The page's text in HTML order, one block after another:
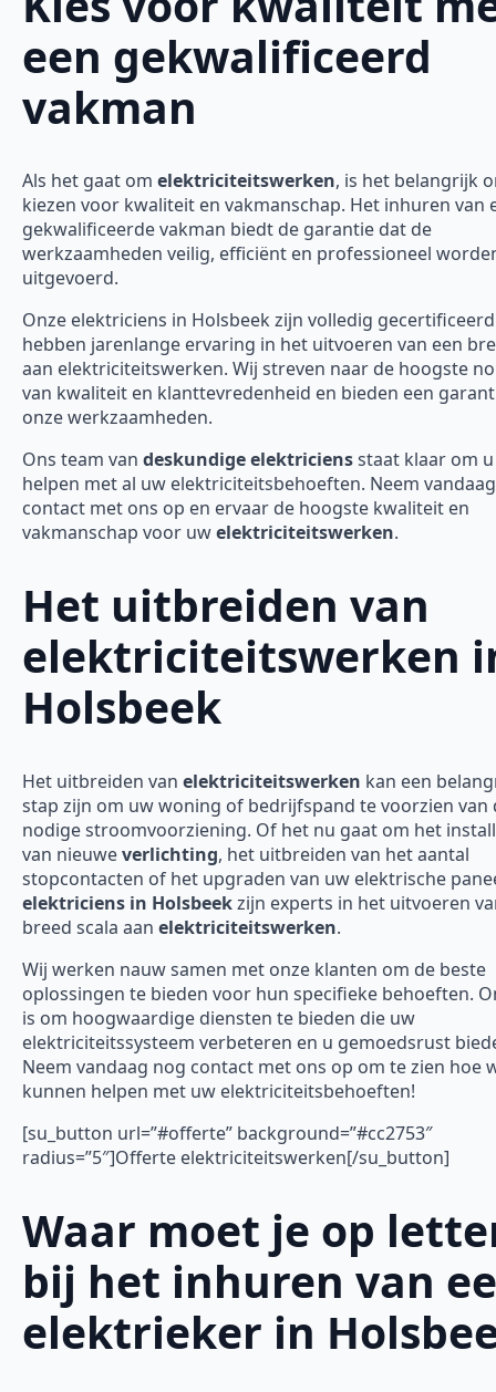
een gekwalificeerd
vakman
Als het gaat om elektriciteitswerken, is het belangrijk
kiezen voor kwaliteit en vakmanschap. Het inhuren van
gekwalificeerde vakman biedt de garantie dat de
werkzaamheden veilig, efficiënt en professioneel
uitgevoerd.
Onze elektriciens in Holsbeek zijn volledig
hebben jarenlange ervaring in het uitvoeren van een
aan elektriciteitswerken. Wij streven naar de hoogste
van kwaliteit en klanttevredenheid en bieden een
onze werkzaamheden.
Ons team van deskundige elektriciensstaat klaar om
helpen met al uw elektriciteitsbehoeften. Neem
contact met ons op en ervaar de hoogste kwaliteit en
vakmanschap voor uwelektriciteitswerken.
Het uitbreiden van
elektriciteitswerken
Holsbeek
Het uitbreiden van elektriciteitswerken kan een
stap zijn om uw woning of bedrijfspand te voorzien van
nodige stroomvoorziening. Of het nu gaat om het
van nieuweverlichting, het uitbreiden van het aantal
stopcontacten of het upgraden van uw elektrische
elektriciens in Holsbeekzijn experts in het uitvoeren
breed scala aan elektriciteitswerken.
Wij werken nauw samen met onze klanten om de beste
oplossingen te bieden voor hun specifieke behoeften.
is om hoogwaardige diensten te bieden die uw
elektriciteitssysteem verbeteren en u gemoedsrust
Neem vandaag nog contact met ons op om te zien hoe
kunnen helpen met uw elektriciteitsbehoeften!
[su_button url=”#offerte” background=”#cc2753″
radius=”5″]Offerte elektriciteitswerken[/su_button]
Waar moet je op
bij het inhuren van
elektrieker in